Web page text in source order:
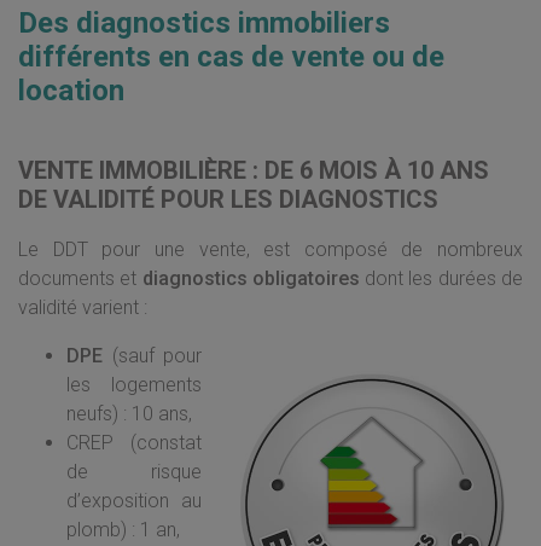
Des diagnostics immobiliers
différents en cas de vente ou de
location
VENTE IMMOBILIÈRE : DE 6 MOIS À 10 ANS
DE VALIDITÉ POUR LES DIAGNOSTICS
Le DDT pour une vente, est composé de nombreux
documents et diagnostics obligatoires dont les durées de
validité varient :
DPE (sauf pour
les logements
neufs) : 10 ans,
CREP (constat
de risque
d’exposition au
plomb) : 1 an,